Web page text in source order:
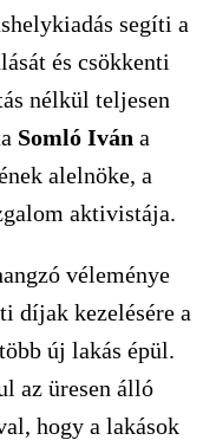
segíti a
és csökkenti
nélkül teljesen
Somló Iván a
alelnöke, a
aktivistája.
véleménye
díjak kezelésére a
új lakás épül.
az üresen álló
hogy a lakások